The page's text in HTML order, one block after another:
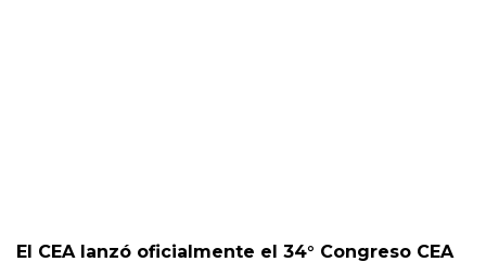
El CEA lanzó oficialmente el 34° Congreso CEA